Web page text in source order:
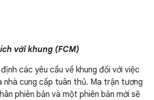
với khung (FCM)
các yêu cầu về khung đối với việc
nhà cung cấp tuân thủ. Ma trận tương
phiên bản và một phiên bản mới sẽ